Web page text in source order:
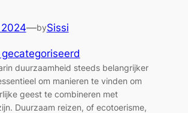
—bySissi
duurzaamheid steeds belangrijker
om manieren te vinden om
geest te combineren met
Duurzaam reizen, of ecotoerisme,